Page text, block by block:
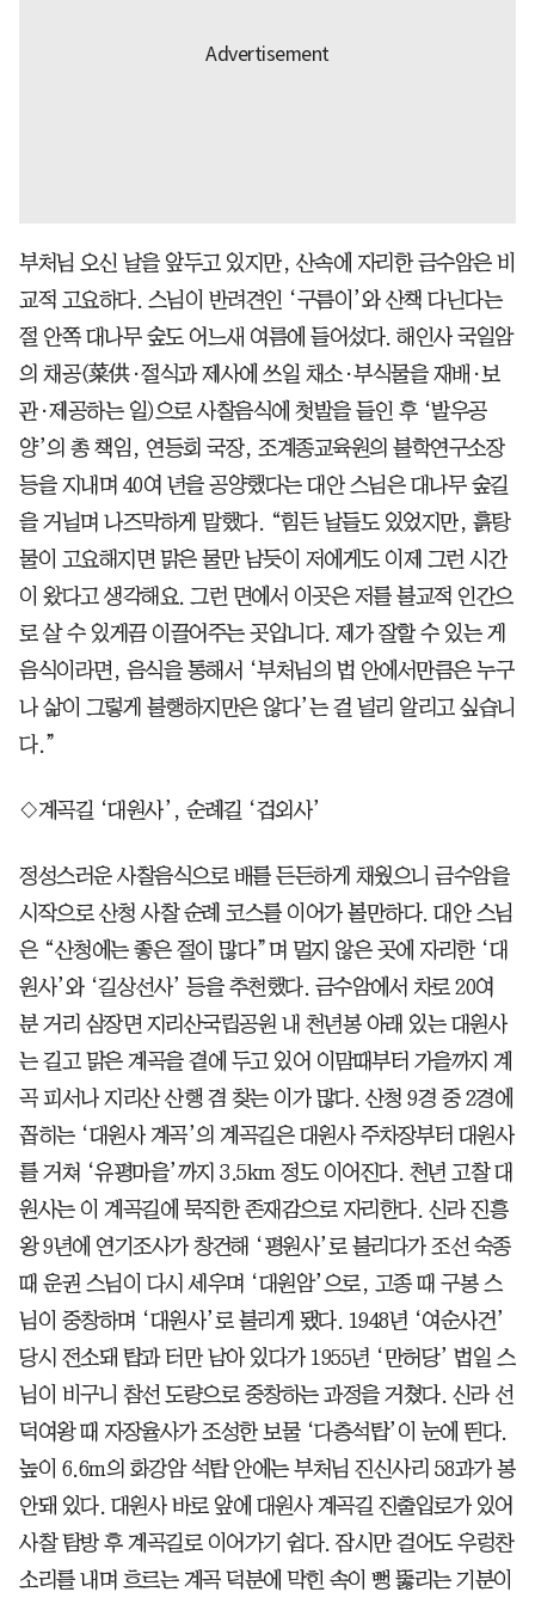
부처님 오신 날을 앞두고 있지만, 산속에 자리한 금수암은 비
교적 고요하다. 스님이 반려견인 ‘구름이’와 산책 다닌다는
절 안쪽 대나무 숲도 어느새 여름에 들어섰다. 해인사 국일암
의 채공(菜供·절식과 제사에 쓰일 채소·부식물을 재배·보
관·제공하는 일)으로 사찰음식에 첫발을 들인 후 ‘발우공
양’의 총 책임, 연등회 국장, 조계종교육원의 불학연구소장
등을 지내며 40여 년을 공양했다는 대안 스님은 대나무 숲길
을 거닐며 나즈막하게 말했다. “힘든 날들도 있었지만, 흙탕
물이 고요해지면 맑은 물만 남듯이 저에게도 이제 그런 시간
이 왔다고 생각해요. 그런 면에서 이곳은 저를 불교적 인간으
로 살 수 있게끔 이끌어주는 곳입니다. 제가 잘할 수 있는 게
음식이라면, 음식을 통해서 ‘부처님의 법 안에서만큼은 누구
나 삶이 그렇게 불행하지만은 않다’는 걸 널리 알리고 싶습니
다.”
◇계곡길 ‘대원사’, 순례길 ‘겁외사’
정성스러운 사찰음식으로 배를 든든하게 채웠으니 금수암을
시작으로 산청 사찰 순례 코스를 이어가 볼만하다. 대안 스님
은 “산청에는 좋은 절이 많다”며 멀지 않은 곳에 자리한 ‘대
원사’와 ‘길상선사’ 등을 추천했다. 금수암에서 차로 20여
분 거리 삼장면 지리산국립공원 내 천년봉 아래 있는 대원사
는 길고 맑은 계곡을 곁에 두고 있어 이맘때부터 가을까지 계
곡 피서나 지리산 산행 겸 찾는 이가 많다. 산청 9경 중 2경에
꼽히는 ‘대원사 계곡’의 계곡길은 대원사 주차장부터 대원사
를 거쳐 ‘유평마을’까지 3.5km 정도 이어진다. 천년 고찰 대
원사는 이 계곡길에 묵직한 존재감으로 자리한다. 신라 진흥
왕 9년에 연기조사가 창건해 ‘평원사’로 불리다가 조선 숙종
때 운권 스님이 다시 세우며 ‘대원암’으로, 고종 때 구봉 스
님이 중창하며 ‘대원사’로 불리게 됐다. 1948년 ‘여순사건’
당시 전소돼 탑과 터만 남아 있다가 1955년 ‘만허당’ 법일 스
님이 비구니 참선 도량으로 중창하는 과정을 거쳤다. 신라 선
덕여왕 때 자장율사가 조성한 보물 ‘다층석탑’이 눈에 띈다.
높이 6.6m의 화강암 석탑 안에는 부처님 진신사리 58과가 봉
안돼 있다. 대원사 바로 앞에 대원사 계곡길 진출입로가 있어
사찰 탐방 후 계곡길로 이어가기 쉽다. 잠시만 걸어도 우렁찬
소리를 내며 흐르는 계곡 덕분에 막힌 속이 뻥 뚫리는 기분이